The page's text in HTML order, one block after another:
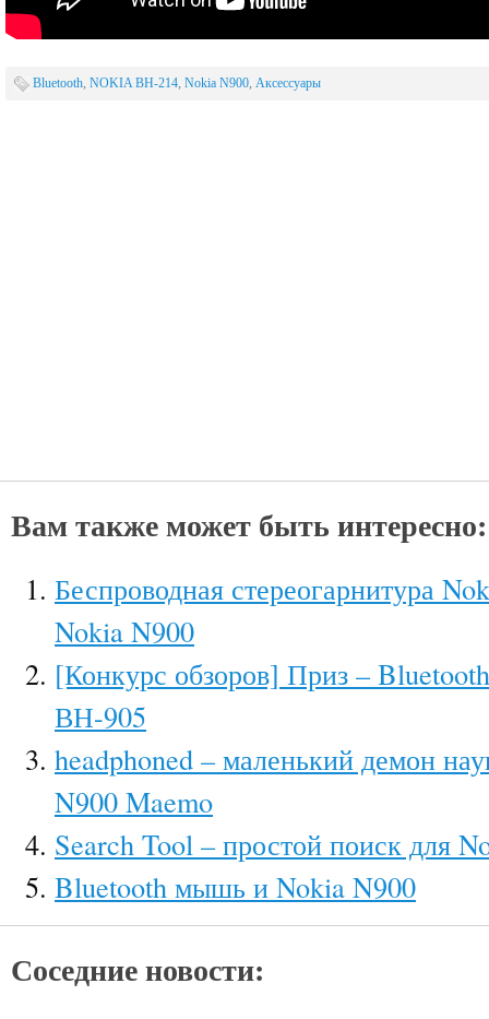
Bluetooth, NOKIA BH-214, Nokia N900, Аксессуары
Вам также может быть интересно:
Беспроводная стереогарнитура
Nokia N900
[Конкурс обзоров] Приз –
ВН-905
headphoned – маленький демон
N900 Maemo
Search Tool – простой поиск для
Bluetooth мышь и Nokia N900
Соседние новости: